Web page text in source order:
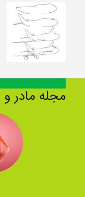
مجله مادر